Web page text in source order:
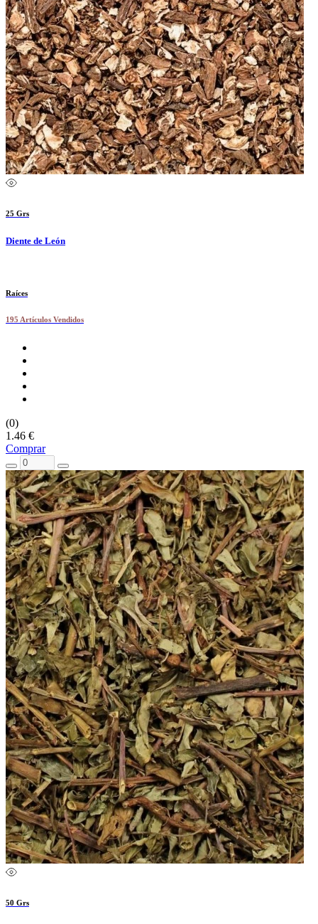
25 Grs
Diente de León
Raíces
195 Artículos Vendidos
(0)
1.46 €
Comprar
50 Grs